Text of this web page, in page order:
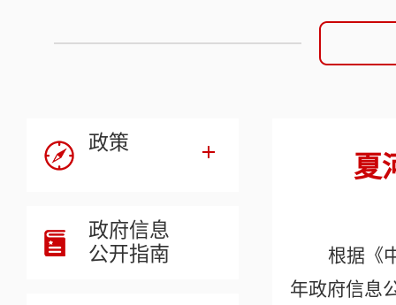
政策
政府信息
公开指南
夏
根据《
年政府信息